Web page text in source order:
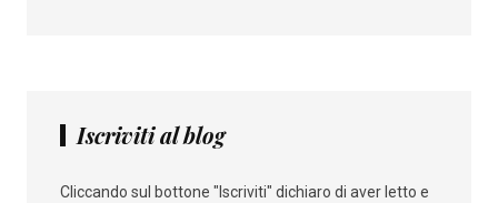
Iscriviti al blog
Cliccando sul bottone "Iscriviti" dichiaro di aver letto e